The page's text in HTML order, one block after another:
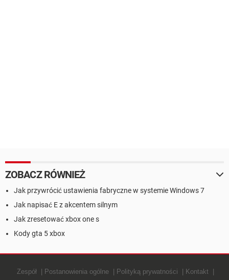
ZOBACZ RÓWNIEŻ
Jak przywrócić ustawienia fabryczne w systemie Windows 7
Jak napisać E z akcentem silnym
Jak zresetować xbox one s
Kody gta 5 xbox
Zespół Postanowienia ogólne Polityką prywatności Kontakt